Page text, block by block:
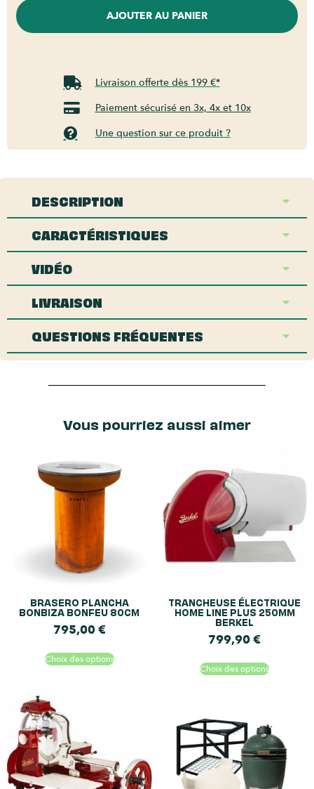
AJOUTER AU PANIER
Livraison offerte dès 199 €*
Paiement sécurisé en 3x, 4x et 10x
Une question sur ce produit ?
DESCRIPTION
CARACTÉRISTIQUES
VIDÉO
LIVRAISON
QUESTIONS FRÉQUENTES
Vous pourriez aussi aimer
BRASERO PLANCHA
BONBIZA BONFEU 80CM
795,00€
Choix des options
TRANCHEUSE ÉLECTRIQUE
HOME LINE PLUS 250MM
BERKEL
799,90€
Choix des options